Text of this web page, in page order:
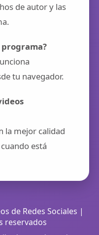
de autor y las
tu navegador.
la mejor calidad
está
de Redes Sociales |
reservados